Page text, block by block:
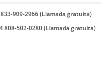
909-2966 (Llamada gratuita)
808-502-0280 (Llamada gratuita)